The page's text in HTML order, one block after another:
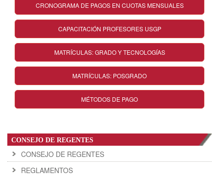
CRONOGRAMA DE PAGOS EN CUOTAS MENSUALES
CAPACITACIÓN PROFESORES USGP
MATRÍCULAS: GRADO Y TECNOLOGÍAS
MATRÍCULAS: POSGRADO
MÉTODOS DE PAGO
CONSEJO DE REGENTES
CONSEJO DE REGENTES
REGLAMENTOS